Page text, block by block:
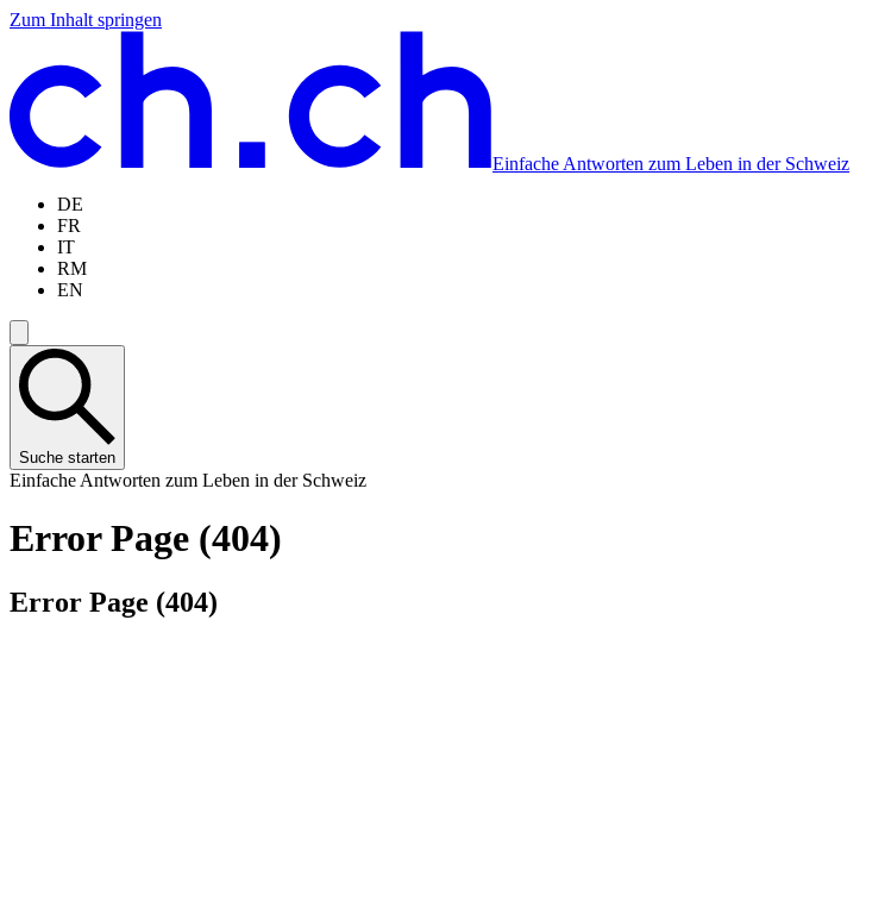
Zum Inhalt springen
Zum
springen
Zur
springen
Zur
springen
Zur
springen
Einfache Antworten zum Leben in der Schweiz
DE
FR
IT
RM
EN
Suche starten
Einfache Antworten zum Leben in der Schweiz
Error Page (404)
Error Page (404)